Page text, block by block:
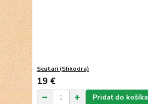
Scutari (Shkodra)
19 €
Pridať do košíka